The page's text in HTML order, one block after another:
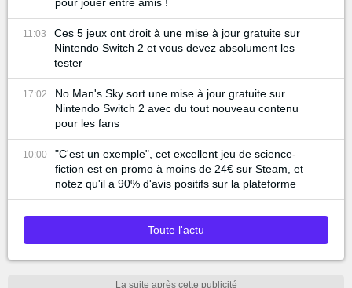
11:03
Ces 5 jeux ont droit à une mise à jour gratuite sur
Nintendo Switch 2 et vous devez absolument les
tester
17:02
No Man's Sky sort une mise à jour gratuite sur
Nintendo Switch 2 avec du tout nouveau contenu
pour les fans
10:00
"C'est un exemple", cet excellent jeu de science-
fiction est en promo à moins de 24€ sur Steam, et
notez qu'il a 90% d'avis positifs sur la plateforme
Toute l'actu